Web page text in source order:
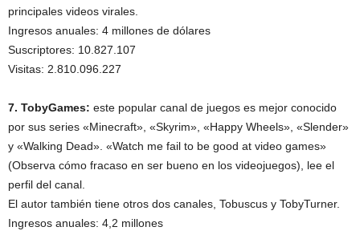
principales videos virales.
Ingresos anuales: 4 millones de dólares
Suscriptores: 10.827.107
Visitas: 2.810.096.227
7. TobyGames: este popular canal de juegos es mejor conocido
por sus series «Minecraft», «Skyrim», «Happy Wheels», «Slender»
y «Walking Dead». «Watch me fail to be good at video games»
(Observa cómo fracaso en ser bueno en los videojuegos), lee el
perfil del canal.
El autor también tiene otros dos canales, Tobuscus y TobyTurner.
Ingresos anuales: 4,2 millones